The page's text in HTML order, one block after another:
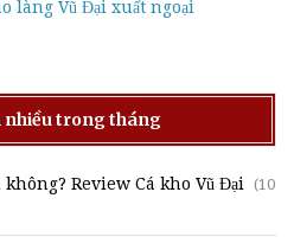
làng Vũ Đại xuất ngoại
nhiều trong tháng
Review Cá kho Vũ Đại (10